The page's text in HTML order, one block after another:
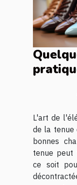
L'art de
de la tenue
bonnes
tenue peut
ce soit